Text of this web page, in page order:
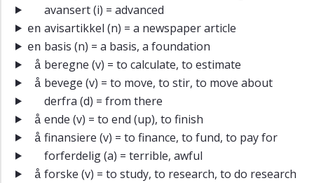
avansert(i) = advanced
en avisartikkel (n) = a newspaper article
en basis (n) = a basis, a foundation
å beregne (v) = to calculate, to estimate
å bevege (v) = to move, to stir, to move about
derfra (d) = from there
å ende (v) = to end (up), to finish
å finansiere (v) = to finance, to fund, to pay for
forferdelig(a) = terrible, awful
å forske (v) = to study, to research, to do research